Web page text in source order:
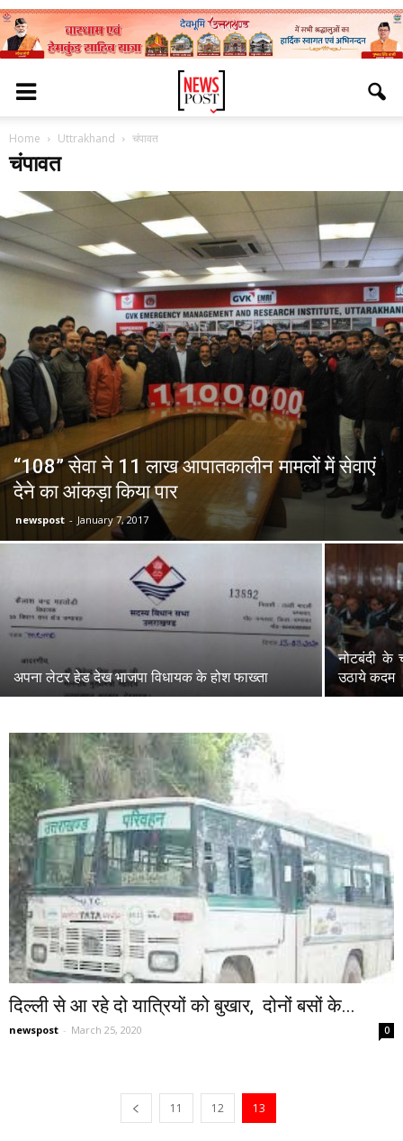
Home Uttrakhand चंपावत
चंपावत
“108” सेवा ने 11 लाख आपातकालीन मामलों में सेवाएं
देने का आंकड़ा किया पार
newspost - January 7, 2017
अपना लेटर हेड देख भाजपा विधायक के होश फाख्ता
नोटबंदी के
उठाये कदम
दिल्ली से आ रहे दो यात्रियों को बुखार, दोनों बसों के...
newspost - March 25, 2020 0
11 12 13